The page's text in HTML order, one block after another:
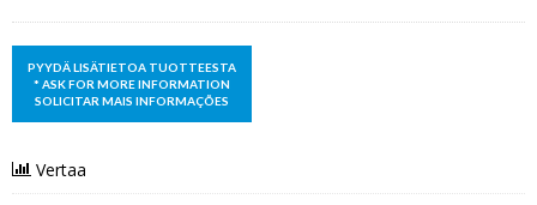
Vertaa